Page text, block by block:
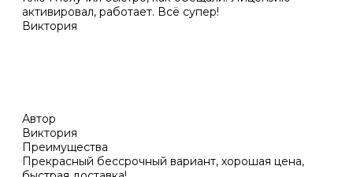
активировал, работает. Всё супер!
Виктория
Автор
Виктория
Преимущества
Прекрасный бессрочный вариант, хорошая цена,